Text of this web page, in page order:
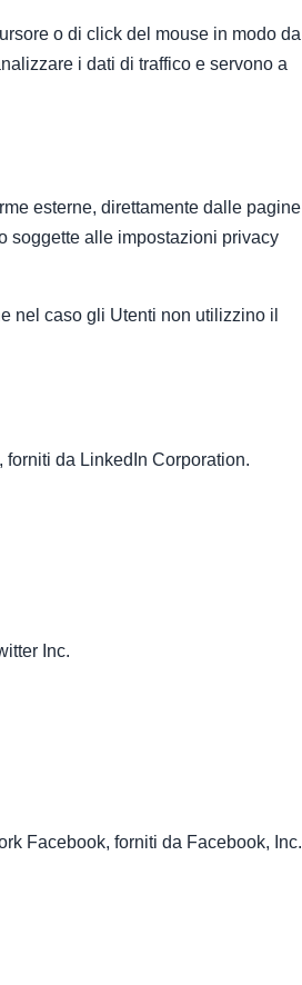
o di click del mouse in modo da
i dati di traffico e servono a
esterne, direttamente dalle pagine
soggette alle impostazioni privacy
nel caso gli Utenti non utilizzino il
da LinkedIn Corporation.
Inc.
Facebook, forniti da Facebook, Inc.